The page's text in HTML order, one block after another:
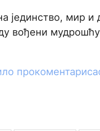
јединство, мир и
вођени